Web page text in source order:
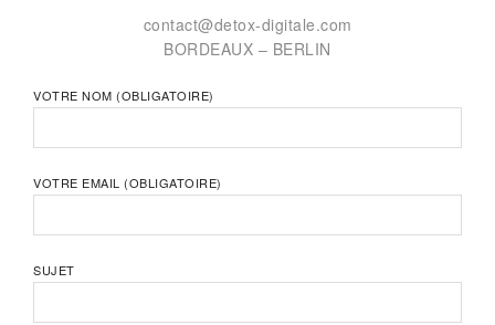
contact@detox-digitale.com
BORDEAUX – BERLIN
VOTRE NOM (OBLIGATOIRE)
VOTRE EMAIL (OBLIGATOIRE)
SUJET